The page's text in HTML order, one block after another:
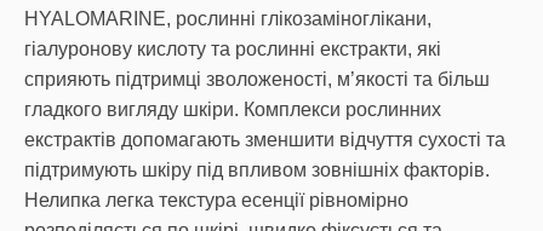
HYALOMARINE, рослинні глікозаміноглікани,
гіалуронову кислоту та рослинні екстракти, які
сприяють підтримці зволоженості, м’якості та більш
гладкого вигляду шкіри. Комплекси рослинних
екстрактів допомагають зменшити відчуття сухості та
підтримують шкіру під впливом зовнішніх факторів.
Нелипка легка текстура есенції рівномірно